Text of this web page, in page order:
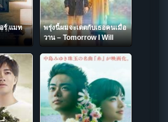
ร์ แมท
พรุ่งนี้ผมจะเดตกับเธอคนเมื่อ
วาน – Tomorrow I Will
Date with Yesterdays You
2016